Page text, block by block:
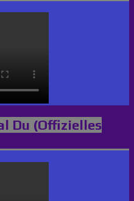
Du (Offizielles